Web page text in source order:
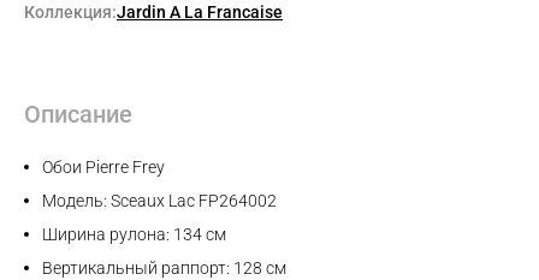
Коллекция:Jardin A La Francaise
Описание
Обои Pierre Frey
Модель: Sceaux Lac FP264002
Ширина рулона: 134 см
Вертикальный раппорт: 128 см